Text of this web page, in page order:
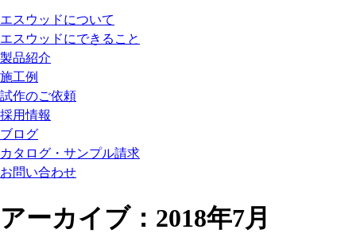
エスウッドについて
エスウッドにできること
製品紹介
施工例
試作のご依頼
採用情報
ブログ
カタログ・サンプル請求
お問い合わせ
アーカイブ：2018年7月